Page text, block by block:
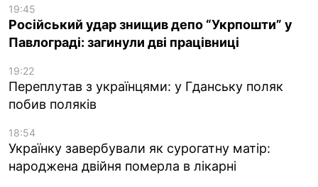
19:45
Російський удар знищив депо “Укрпошти” у
Павлограді: загинули дві працівниці
19:22
Переплутав з українцями: у Гданську поляк
побив поляків
18:54
Українку завербували як сурогатну матір:
народжена двійня померла в лікарні